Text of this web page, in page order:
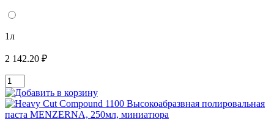
1л
2 142.20 ₽